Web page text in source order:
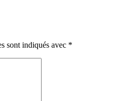
sont indiqués avec *